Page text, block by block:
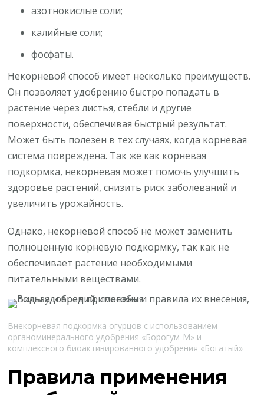
азотнокислые соли;
калийные соли;
фосфаты.
Некорневой способ имеет несколько преимуществ.
Он позволяет удобрению быстро попадать в
растение через листья, стебли и другие
поверхности, обеспечивая быстрый результат.
Может быть полезен в тех случаях, когда корневая
система повреждена. Так же как корневая
подкормка, некорневая может помочь улучшить
здоровье растений, снизить риск заболеваний и
увеличить урожайность.
Однако, некорневой способ не может заменить
полноценную корневую подкормку, так как не
обеспечивает растение необходимыми
питательными веществами.
Внекорневая подкормка огурцов с использованием
органоминерального удобрения «Борогум-М» и
комплексного биоактивированного удобрения «Богатый»
Правила применения